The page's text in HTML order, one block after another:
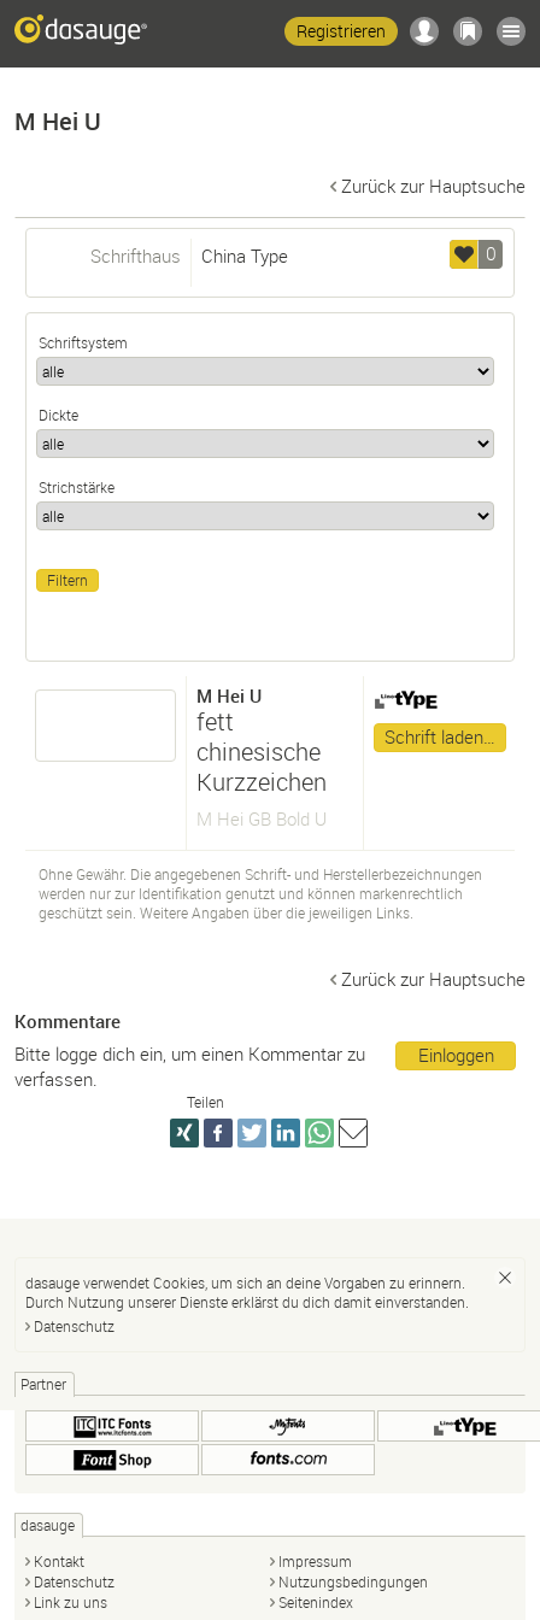
Registrieren
M Hei U
Zurück zur Hauptsuche
0
Schrifthaus China Type
Schriftsystem
Dickte
Strichstärke
M Hei U
fett
chinesische
Kurzzeichen
M Hei GB Bold U
Schrift laden…
Ohne Gewähr. Die angegebenen Schrift- und Herstellerbezeichnungen
werden nur zur Identifikation genutzt und können markenrechtlich
geschützt sein. Weitere Angaben über die jeweiligen Links.
Zurück zur Hauptsuche
Kommentare
Einloggen
Bitte logge dich ein, um einen Kommentar zu
verfassen.
Teilen
dasauge verwendet Cookies, um sich an deine Vorgaben zu erinnern.
Durch Nutzung unserer Dienste erklärst du dich damit einverstanden.
Datenschutz
Partner
dasauge
Kontakt
Impressum
Datenschutz
Nutzungsbedingungen
Link zu uns
Seitenindex